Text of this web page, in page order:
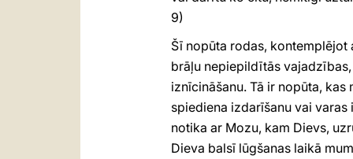
9)
Šī nopūta rodas, kontemplējot
brāļu nepiepildītās
iznīcināšanu. Tā ir nopūta,
spiediena izdarīšanu vai
notika ar Mozu, kam Dievs,
Dieva balsī lūgšanas laikā